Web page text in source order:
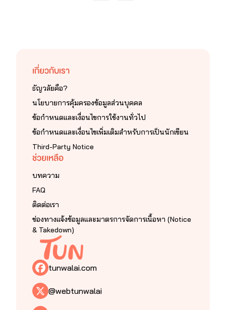
เกี่ยวกับเรา
ธัญวลัยคือ?
นโยบายการคุ้มครองข้อมูลส่วนบุคคล
ข้อกำหนดและเงื่อนไขการใช้งานทั่วไป
ข้อกำหนดและเงื่อนไขเพิ่มเติมสำหรับการเป็นนักเขียน
Third-Party Notice
ช่วยเหลือ
บทความ
FAQ
ติดต่อเรา
ช่องทางแจ้งข้อมูลและมาตรการจัดการเนื้อหา (Notice
& Takedown)
tunwalai.com
@webtunwalai